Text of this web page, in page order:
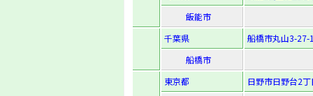
飯能市
千葉県
船橋市丸山3-27-
船橋市
東京都
日野市日野台2